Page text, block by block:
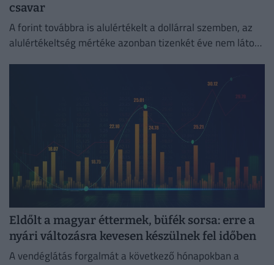
csavar
A forint továbbra is alulértékelt a dollárral szemben, az
alulértékeltség mértéke azonban tizenkét éve nem látott
Eldőlt a magyar éttermek, büfék sorsa: erre a
nyári változásra kevesen készülnek fel időben
A vendéglátás forgalmát a következő hónapokban a